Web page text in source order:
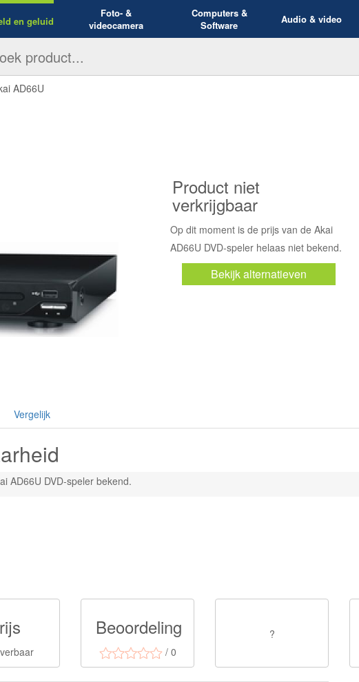
en geluid
Foto- &
videocamera
Computers &
Software
Audio & video
AD66U
Product niet
verkrijgbaar
Op dit moment is de prijs van de Akai
AD66U DVD-speler helaas niet bekend.
Bekijk alternatieven
Vergelijk
AD66U DVD-speler bekend.
Beoordeling
/ 0
?